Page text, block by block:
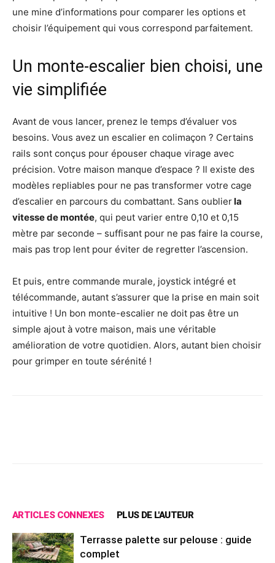
une mine d’informations pour comparer les options et
choisir l’équipement qui vous correspond parfaitement.
Un monte-escalier bien choisi, une
vie simplifiée
Avant de vous lancer, prenez le temps d’évaluer vos
besoins. Vous avez un escalier en colimaçon ? Certains
rails sont conçus pour épouser chaque virage avec
précision. Votre maison manque d’espace ? Il existe des
modèles repliables pour ne pas transformer votre cage
d’escalier en parcours du combattant. Sans oublierla
vitesse de montée, qui peut varier entre 0,10 et 0,15
mètre par seconde – suffisant pour ne pas faire la course,
mais pas trop lent pour éviter de regretter l’ascension.
Et puis, entre commande murale, joystick intégré et
télécommande, autant s’assurer que la prise en main soit
intuitive ! Un bon monte-escalier ne doit pas être un
simple ajout à votre maison, mais une véritable
amélioration de votre quotidien. Alors, autant bien choisir
pour grimper en toute sérénité !
ARTICLES CONNEXES PLUS DE L'AUTEUR
Terrasse palette sur pelouse : guide
complet